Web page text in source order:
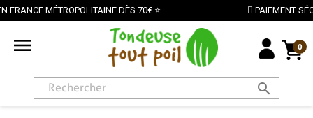
PAIEMENT SÉCURISÉ PAR CARTE BANCAIRE
 0
search